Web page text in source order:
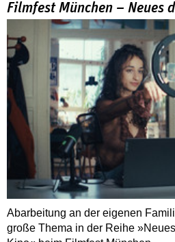
Filmfest München – Neues
Abarbeitung an der eigenen
große Thema in der Reihe